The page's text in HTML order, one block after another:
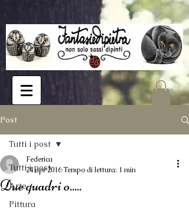
Post
Tutti i post
Arte
Pittura
Tutti i post
Due quadri o.....
Federica
24 apr 2016Tempo di lettura: 1 min